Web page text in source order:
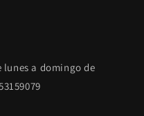
a domingo de